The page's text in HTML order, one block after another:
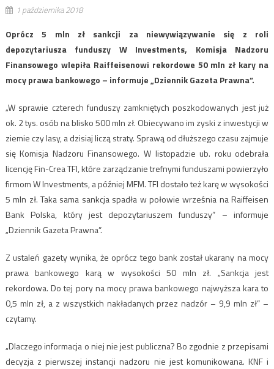
1 października 2018
Oprócz 5 mln zł sankcji za niewywiązywanie się z roli
depozytariusza funduszy W Investments, Komisja Nadzoru
Finansowego wlepiła Raiffeisenowi rekordowe 50 mln zł kary na
mocy prawa bankowego – informuje „Dziennik Gazeta Prawna”.
„W sprawie czterech funduszy zamkniętych poszkodowanych jest już
ok. 2 tys. osób na blisko 500 mln zł. Obiecywano im zyski z inwestycji w
ziemie czy lasy, a dzisiaj liczą straty. Sprawą od dłuższego czasu zajmuje
się Komisja Nadzoru Finansowego. W listopadzie ub. roku odebrała
licencję Fin-Crea TFI, które zarządzanie trefnymi funduszami powierzyło
firmom W Investments, a później MFM. TFI dostało też karę w wysokości
5 mln zł. Taka sama sankcja spadła w połowie września na Raiffeisen
Bank Polska, który jest depozytariuszem funduszy” – informuje
„Dziennik Gazeta Prawna”.
Z ustaleń gazety wynika, że oprócz tego bank został ukarany na mocy
prawa bankowego karą w wysokości 50 mln zł. „Sankcja jest
rekordowa. Do tej pory na mocy prawa bankowego najwyższa kara to
0,5 mln zł, a z wszystkich nakładanych przez nadzór – 9,9 mln zł” –
czytamy.
„Dlaczego informacja o niej nie jest publiczna? Bo zgodnie z przepisami
decyzja z pierwszej instancji nadzoru nie jest komunikowana. KNF i